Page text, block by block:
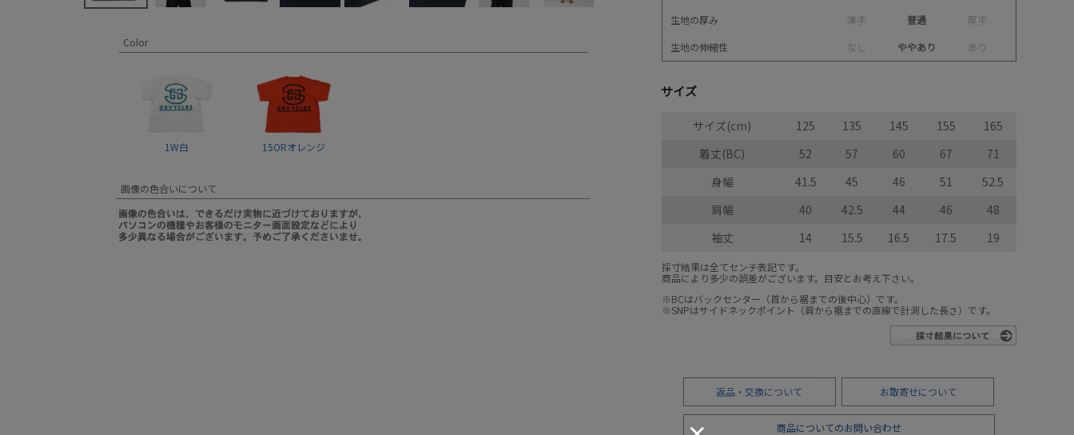
Color
1W白 15ORオレンジ
画像の色合いについて
生地の厚み
薄手 普通 厚手
生地の伸縮性
な し ややあり あ り
サイズ
サイズ(cm) 125 135 145 155
165
着丈(BC)
52 57 60 67
71
身幅
41.5 45 46 51
52.5
肩幅
40 42.5 44 46
48
袖丈
14 15.5 16.5 17.5 19
採寸結果は全てセンチ表記です。
商品により多少の誤差がございます。目安とお考え下さい。
※BCはバックセンター（首から裾までの後中心）です。
※SNPはサイドネックポイント（肩から裾までの直線で計測した長さ）です。
返品・交換について お取寄せについて
商品についてのお問い合わせ